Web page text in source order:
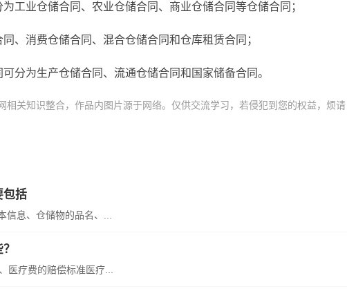
工业仓储合同、农业仓储合同、商业仓储合同等仓储合同；
、消费仓储合同、混合仓储合同和仓库租赁合同；
分为生产仓储合同、流通仓储合同和国家储备合同。
相关知识整合，作品内图片源于网络。仅供交流学习，若侵犯到您的权益，烦请
包括
息、仓储物的品名、...
医疗费的赔偿标准医疗...